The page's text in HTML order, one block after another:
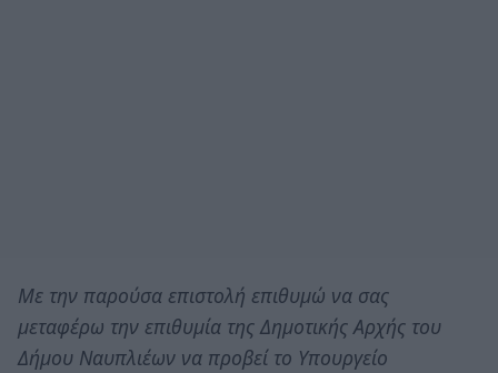
Με την παρούσα επιστολή επιθυμώ να σας
μεταφέρω την επιθυμία της Δημοτικής Αρχής του
Δήμου Ναυπλιέων να προβεί το Υπουργείο